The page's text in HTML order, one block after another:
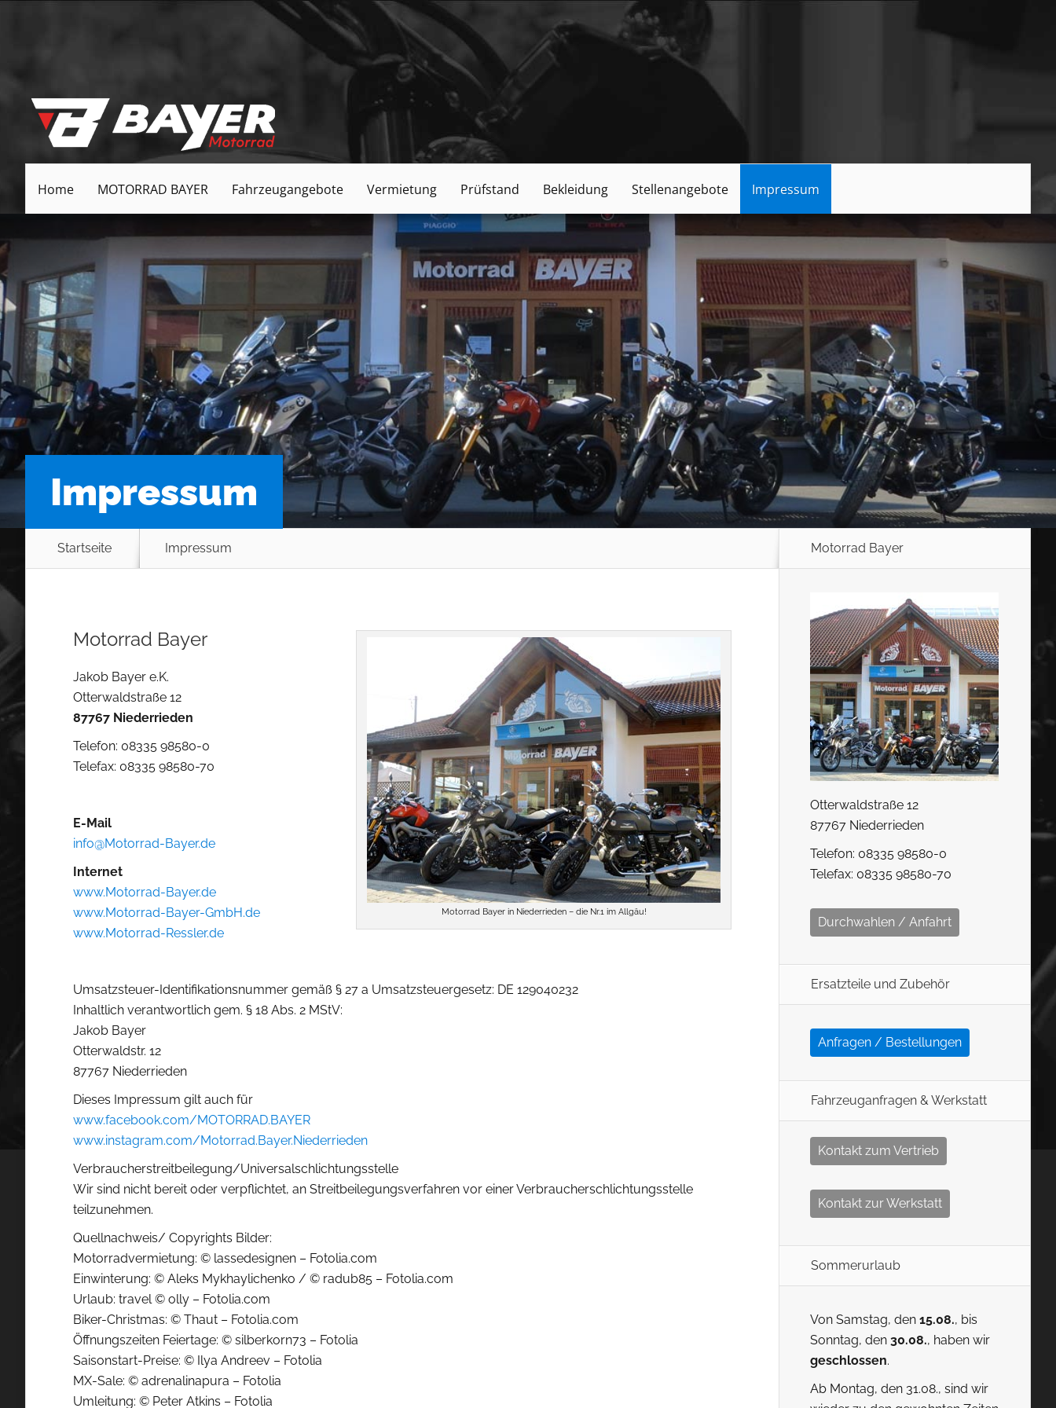
Home MOTORRAD BAYER Fahrzeugangebote Vermietung Prüfstand Bekleidung Stellenangebote Impressum
Impressum
Startseite Impressum
Motorrad Bayer in Niederrieden – die Nr.1 im Allgäu!
Motorrad Bayer
Jakob Bayer e.K.
Otterwaldstraße 12
87767 Niederrieden
Telefon: 08335 98580-0
Telefax: 08335 98580-70
E-Mail
info@Motorrad-Bayer.de
Internet
www.Motorrad-Bayer.de
www.Motorrad-Bayer-GmbH.de
www.Motorrad-Ressler.de
Umsatzsteuer-Identifikationsnummer gemäß § 27 a Umsatzsteuergesetz: DE 129040232
Inhaltlich verantwortlich gem. § 18 Abs. 2 MStV:
Jakob Bayer
Otterwaldstr. 12
87767 Niederrieden
Dieses Impressum gilt auch für
www.facebook.com/MOTORRAD.BAYER
www.instagram.com/Motorrad.Bayer.Niederrieden
Verbraucherstreitbeilegung/Universal­­schlichtungsstelle
Wir sind nicht bereit oder verpflichtet, an Streitbeilegungs­verfahren vor einer Verbraucher­schlichtungsstelle
teilzunehmen.
Quellnachweis/ Copyrights Bilder:
Motorradvermietung: © lassedesignen – Fotolia.com
Einwinterung: © Aleks Mykhaylichenko / © radub85 – Fotolia.com
Urlaub: travel © olly – Fotolia.com
Biker-Christmas: © Thaut – Fotolia.com
Öffnungszeiten Feiertage: © silberkorn73 – Fotolia
Saisonstart-Preise: © Ilya Andreev – Fotolia
MX-Sale: © adrenalinapura – Fotolia
Umleitung: © Peter Atkins – Fotolia
Motorrad Bayer
Otterwaldstraße 12
87767 Niederrieden
Telefon: 08335 98580-0
Telefax: 08335 98580-70
Durchwahlen / Anfahrt
Ersatzteile und Zubehör
Anfragen / Bestellungen
Fahrzeuganfragen & Werkstatt
Kontakt zum Vertrieb
Kontakt zur Werkstatt
Sommerurlaub
Von Samstag, den 15.08., bis
Sonntag, den 30.08., haben wir
geschlossen.
Ab Montag, den 31.08., sind wir